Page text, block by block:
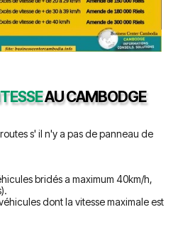
AU CAMBODGE
s' il n'y a pas de panneau de
bridés a maximum 40km/h,
dont la vitesse maximale est